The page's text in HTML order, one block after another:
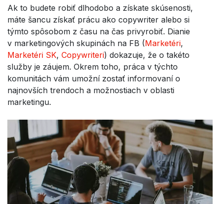
Ak to budete robiť dlhodobo a získate skúsenosti,
máte šancu získať prácu ako copywriter alebo si
týmto spôsobom z času na čas privyrobiť. Dianie
v marketingových skupinách na FB (Marketéri,
Marketéri SK, Copywriteri) dokazuje, že o takéto
služby je záujem. Okrem toho, práca v týchto
komunitách vám umožní zostať informovaní o
najnovších trendoch a možnostiach v oblasti
marketingu.